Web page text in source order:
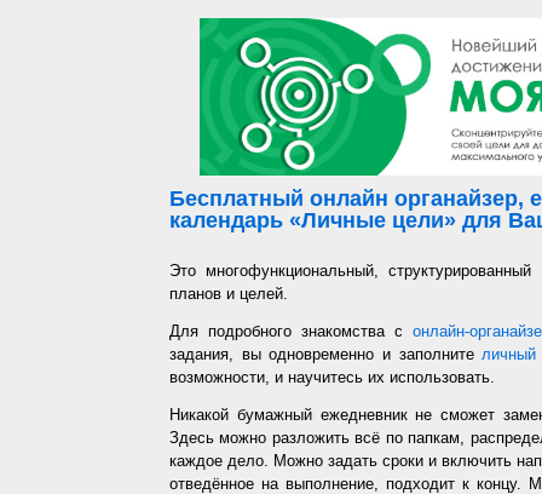
Бесплатный онлайн органайзер,
календарь «Личные цели» для
Это многофункциональный,
планов и целей.
Для подробного знакомства с онлайн-
задания, вы одновременно и заполнителичный
возможности, и научитесь их использовать.
Никакой бумажный ежедневник не сможет
Здесь можно разложить всё по папкам,
каждое дело. Можно задать сроки и включить
отведённое на выполнение, подходит к концу.